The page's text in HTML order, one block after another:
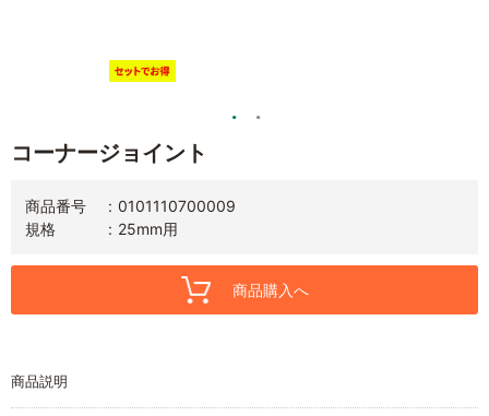
コーナージョイント
商品番号
0101110700009
規格
25mm用
商品購入へ
商品説明